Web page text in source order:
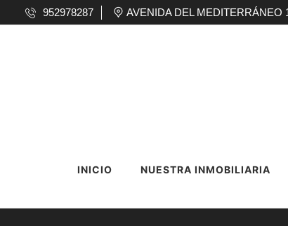
952978287 AVENIDA DEL MEDITERRÁNEO
INICIO NUESTRA INMOBILIARIA